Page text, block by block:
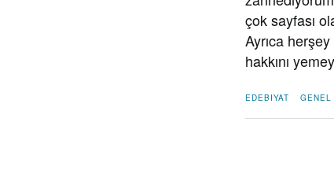
çok sayfası
Ayrıca
hakkını
EDEBIYAT GENEL